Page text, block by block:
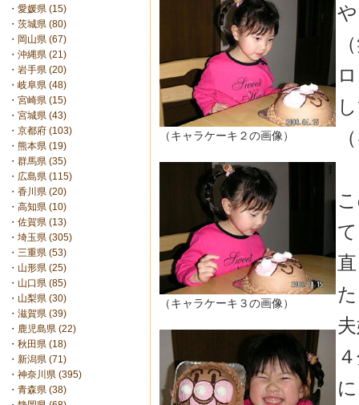
・ 愛媛県 (15)
・ 茨城県 (80)
・ 岡山県 (67)
・ 沖縄県 (21)
・ 岩手県 (20)
・ 岐阜県 (48)
・ 宮崎県 (15)
・ 宮城県 (43)
・ 京都府 (103)
・ 熊本県 (19)
・ 群馬県 (35)
・ 広島県 (115)
・ 香川県 (20)
・ 高知県 (10)
・ 佐賀県 (13)
・ 埼玉県 (305)
・ 三重県 (53)
・ 山形県 (25)
・ 山口県 (85)
・ 山梨県 (30)
・ 滋賀県 (39)
・ 鹿児島県 (22)
・ 秋田県 (18)
・ 新潟県 (71)
・ 神奈川県 (395)
・ 青森県 (38)
（キャラケーキ２の画像）
（キャラケーキ３の画像）